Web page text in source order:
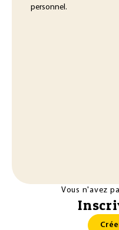
personnel.
Vous n'avez